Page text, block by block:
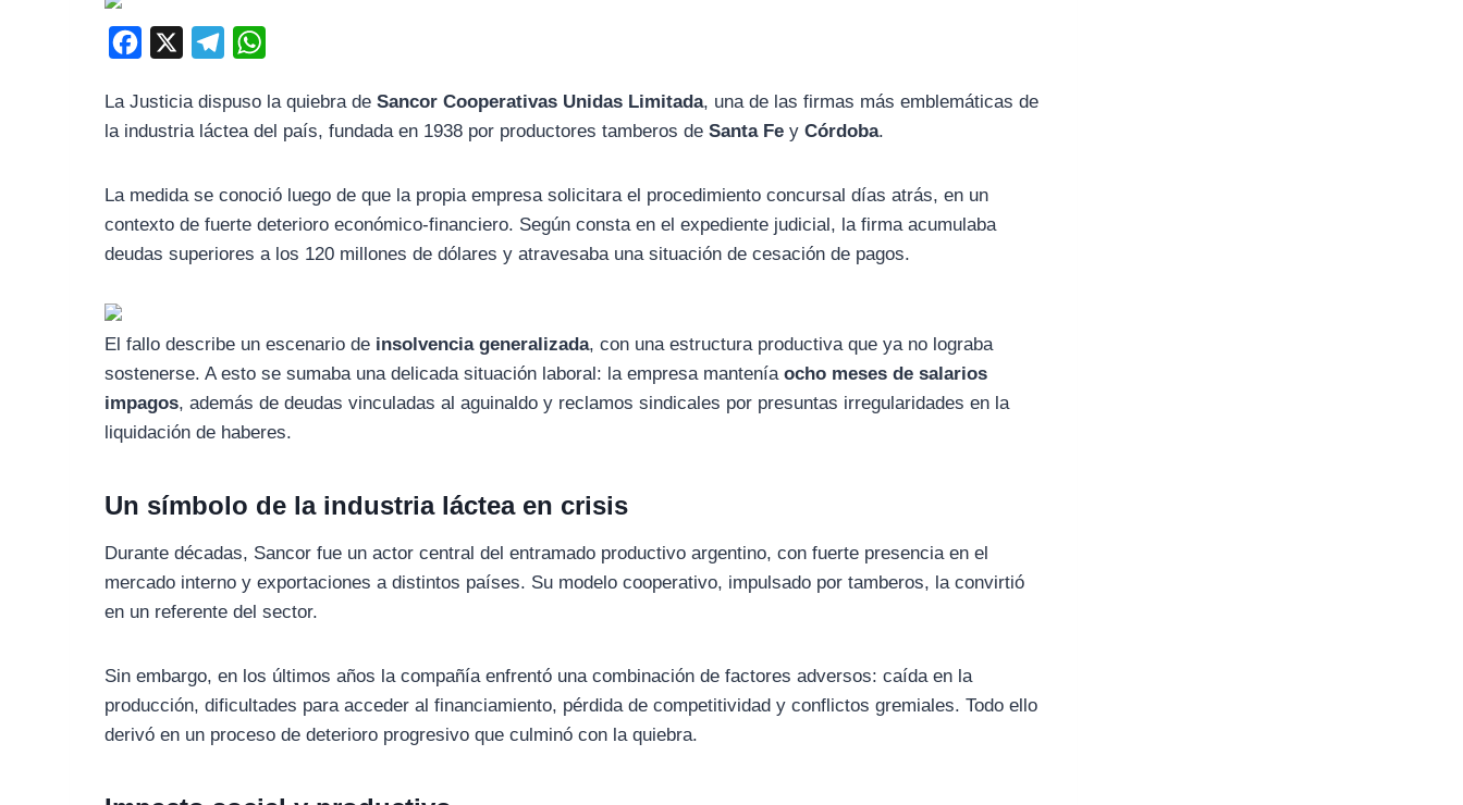
c
e
o
l
e
r
a
t
A
La Justicia dispuso la quiebra deSancor Cooperativas Unidas Limitada, una de las firmas más emblemáticas de
la industria láctea del país, fundada en 1938 por productores tamberos deSanta Fe yCórdoba.
La medida se conoció luego de que la propia empresa solicitara el procedimiento concursal días atrás, en un
contexto de fuerte deterioro económico-financiero. Según consta en el expediente judicial, la firma acumulaba
deudas superiores a los 120 millones de dólares y atravesaba una situación de cesación de pagos.
El fallo describe un escenario de insolvencia generalizada, con una estructura productiva que ya no lograba
sostenerse. A esto se sumaba una delicada situación laboral: la empresa manteníaocho meses de salarios
impagos, además de deudas vinculadas al aguinaldo y reclamos sindicales por presuntas irregularidades en la
liquidación de haberes.
Un símbolo de la industria láctea en crisis
Durante décadas, Sancor fue un actor central del entramado productivo argentino, con fuerte presencia en el
mercado interno y exportaciones a distintos países. Su modelo cooperativo, impulsado por tamberos, la convirtió
en un referente del sector.
Sin embargo, en los últimos años la compañía enfrentó una combinación de factores adversos: caída en la
producción, dificultades para acceder al financiamiento, pérdida de competitividad y conflictos gremiales. Todo ello
derivó en un proceso de deterioro progresivo que culminó con la quiebra.